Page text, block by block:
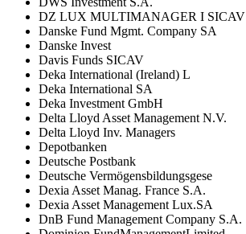
DZ LUX MULTIMANAGER I SICAV
Danske Fund Mgmt. Company SA
Danske Invest
Davis Funds SICAV
Deka International (Ireland) L
Deka International SA
Deka Investment GmbH
Delta Lloyd Asset Management N.V.
Delta Lloyd Inv. Managers
Depotbanken
Deutsche Postbank
Deutsche Vermögensbildungsgese
Dexia Asset Manag. France S.A.
Dexia Asset Management Lux.SA
DnB Fund Management Company S.A.